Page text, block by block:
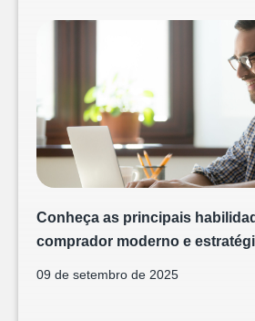
Conheça as principais
comprador moderno e
09 de setembro de 2025